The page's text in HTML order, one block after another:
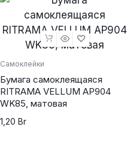
Самоклейки
Бумага самоклеящаяся
RITRAMA VELLUM AP904
WK85, матовая
1,20 Br